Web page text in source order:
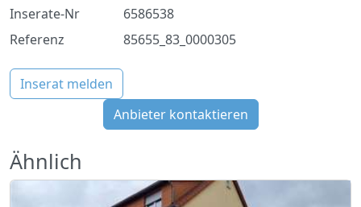
Inserate-Nr
6586538
Referenz
85655_83_0000305
Inserat melden
Anbieter kontaktieren
Ähnlich